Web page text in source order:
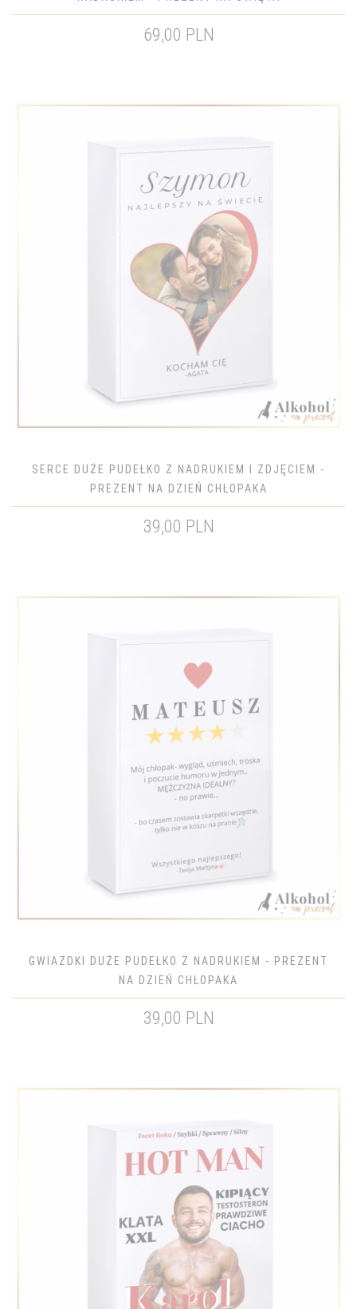
69,00 PLN
SERCE DUŻE PUDEŁKO Z NADRUKIEM I ZDJĘCIEM -
PREZENT NA DZIEŃ CHŁOPAKA
39,00 PLN
GWIAZDKI DUŻE PUDEŁKO Z NADRUKIEM - PREZENT
NA DZIEŃ CHŁOPAKA
39,00 PLN